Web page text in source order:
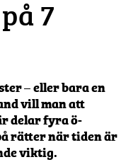
7
– eller bara en
vill man att
delar fyra ö-
rätter när tiden är
viktig.